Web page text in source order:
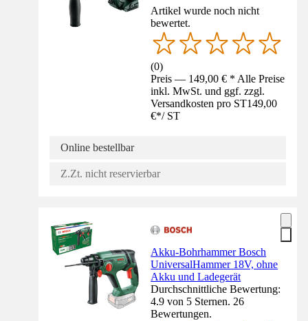
Artikel wurde noch nicht
bewertet.
(0)
Preis — 149,00 € * Alle Preise
inkl. MwSt. und ggf. zzgl.
Versandkosten pro ST149,00
€*/ ST
Online bestellbar
Z.Zt. nicht reservierbar
Akku-Bohrhammer Bosch
UniversalHammer 18V, ohne
Akku und Ladegerät
Durchschnittliche Bewertung:
4.9 von 5 Sternen. 26
Bewertungen.